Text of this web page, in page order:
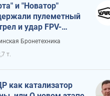
и "Новатор"
пулеметный
и удар FPV-
сохранив жизнь
Бронетехника
т.
как катализатор